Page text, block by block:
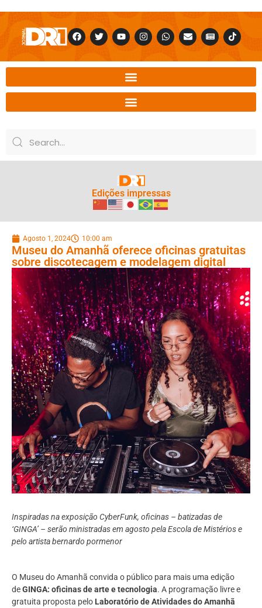
Edições impressas
Agosto 1, 2024 10:00 am
Museu do Amanhã oferece oficinas gratuitas
sobre discotecagem e modelagem digital
Inspiradas na exposição CyberFunk, oficinas – batizadas de
‘GINGA’ – serão ministradas em agosto pela Escola de Mistérios e
pelo artista bernardo pormenor
O Museu do Amanhã convida o público para mais uma edição
deGINGA: oficinas de arte e tecnologia. A programação livre e
gratuita proposta pelo Laboratório de Atividades do Amanhã